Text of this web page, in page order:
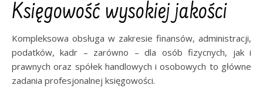
Księgowość wysokiej jakości
Kompleksowa obsługa w zakresie finansów, administracji,
podatków, kadr – zarówno – dla osób fizycnych, jak i
prawnych oraz spółek handlowych i osobowych to główne
zadania profesjonalnej księgowości.